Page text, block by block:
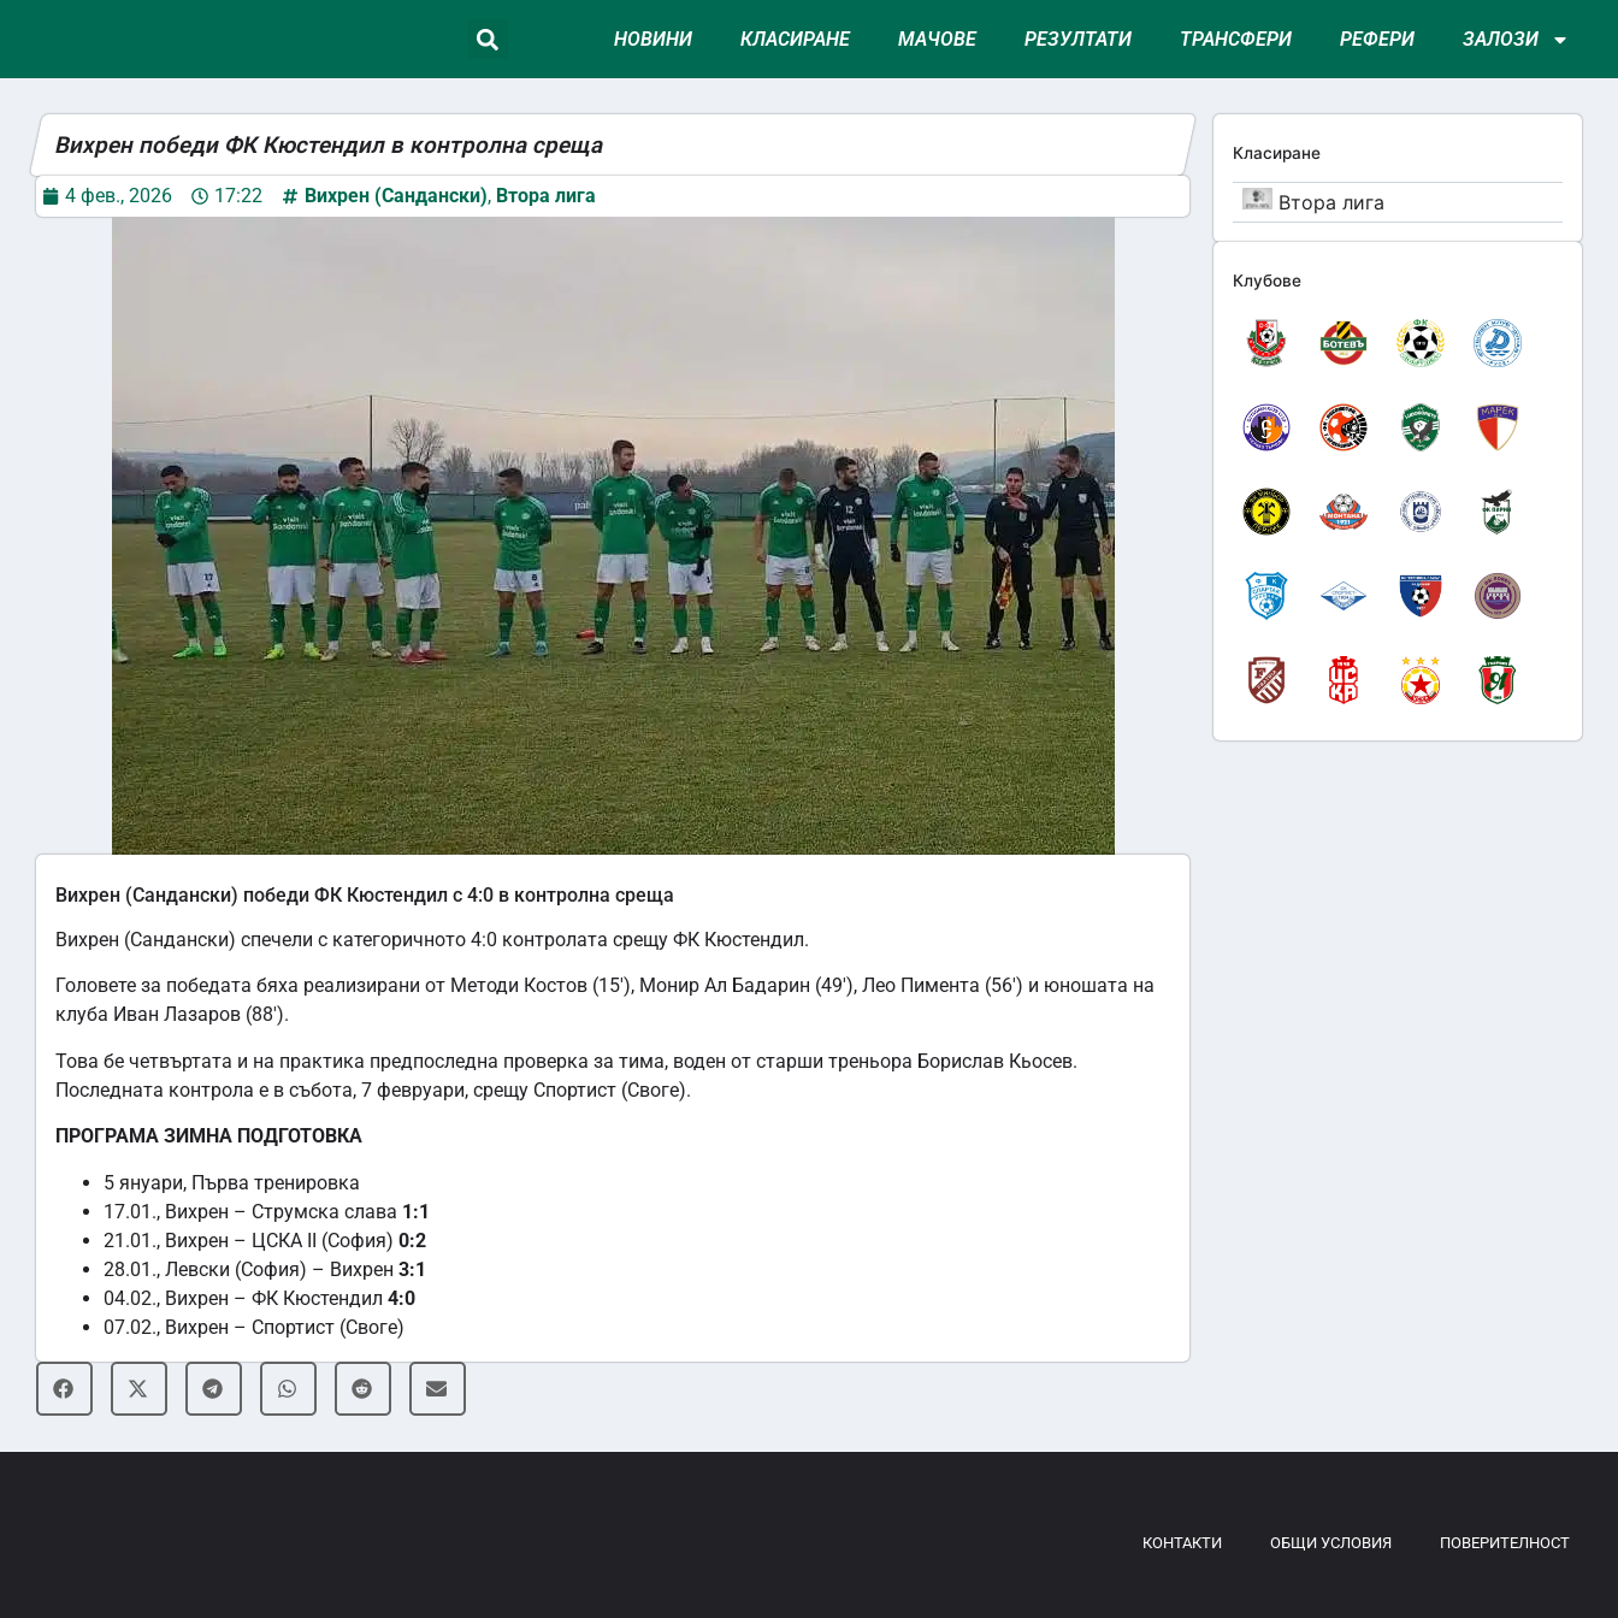
НОВИНИ КЛАСИРАНЕ МАЧОВЕ РЕЗУЛТАТИ ТРАНСФЕРИ РЕФЕРИ ЗАЛОЗИ
Класиране
Втора лига
Клубове
Вихрен победи ФК Кюстендил в контролна среща
4 фев., 2026 17:22 Вихрен (Сандански), Втора лига
Вихрен (Сандански) победи ФК Кюстендил с 4:0 в контролна среща
Вихрен (Сандански) спечели с категоричното 4:0 контролата срещу ФК Кюстендил.
Головете за победата бяха реализирани от Методи Костов (15′), Монир Ал Бадарин (49′), Лео Пимента (56′) и юношата на
клуба Иван Лазаров (88′).
Това бе четвъртата и на практика предпоследна проверка за тима, воден от старши треньора Борислав Кьосев.
Последната контрола е в събота, 7 февруари, срещу Спортист (Своге).
ПРОГРАМА ЗИМНА ПОДГОТОВКА
5 януари, Първа тренировка
17.01., Вихрен – Струмска слава 1:1
21.01., Вихрен – ЦСКА II (София) 0:2
28.01., Левски (София) – Вихрен 3:1
04.02., Вихрен – ФК Кюстендил 4:0
07.02., Вихрен – Спортист (Своге)
КОНТАКТИ ОБЩИ УСЛОВИЯ ПОВЕРИТЕЛНОСТ